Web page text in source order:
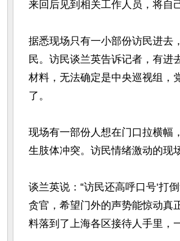
来回后见到相关工作人员，将自
据悉现场只有一小部份访民进去
民。访民谈兰英告诉记者，有进
材料，无法确定是中央巡视组，
了。
现场有一部份人想在门口拉横幅
生肢体冲突。访民情绪激动的现
谈兰英说：“访民还高呼口号‘打
贪官，希望门外的声势能惊动真
料落到了上海各区接待人手里，